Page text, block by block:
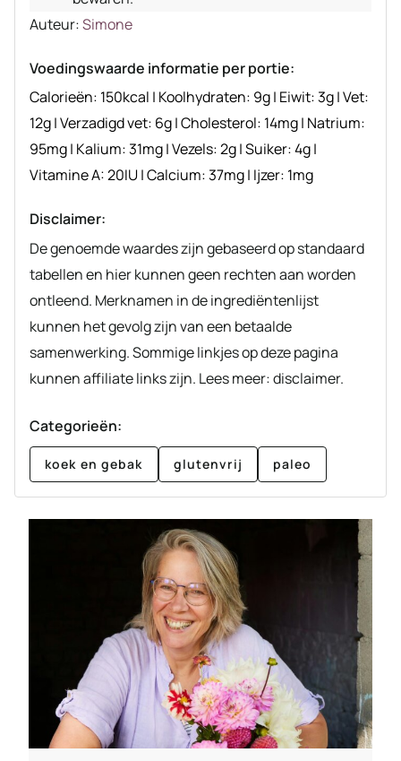
Auteur
Auteur:Simone
Voedingswaarde informatie per portie:
Calorieën: 150kcal | Koolhydraten: 9g| Eiwit:3g|Vet:
12g|Verzadigd vet: 6g|Cholesterol: 14mg| Natrium:
95mg| Kalium:31mg|Vezels:2g|Suiker:4g|
Vitamine A:20IU|Calcium:37mg| Ijzer: 1mg
Disclaimer:
De genoemde waardes zijn gebaseerd op standaard
tabellen en hier kunnen geen rechten aan worden
ontleend. Merknamen in de ingrediëntenlijst
kunnen het gevolg zijn van een betaalde
samenwerking. Sommige linkjes op deze pagina
kunnen affiliate links zijn. Lees meer: disclaimer.
Categorieën:
koek en gebak glutenvrij paleo